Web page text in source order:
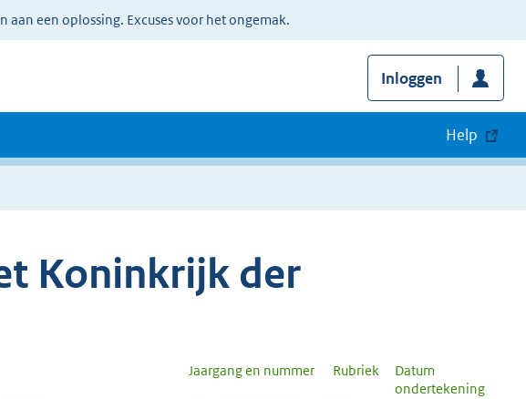
een oplossing. Excuses voor het ongemak.
Inloggen
Help
Koninkrijk der
Jaargang en nummer Rubriek
Datum
ondertekening